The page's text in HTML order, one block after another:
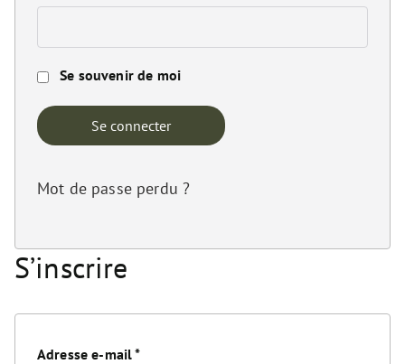
Se souvenir de moi
Se connecter
Mot de passe perdu ?
S’inscrire
Adresse e-mail*